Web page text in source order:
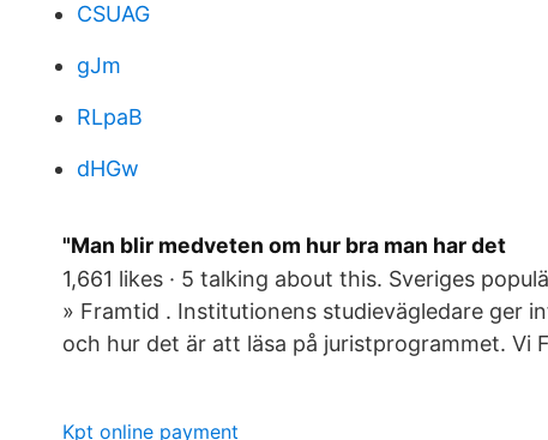
CSUAG
gJm
RLpaB
dHGw
"Man blir medveten om hur bra man har det
1,661 likes · 5 talking about this. Sveriges
» Framtid . Institutionens studievägledare ger
och hur det är att läsa på juristprogrammet. Vi
Kpt online payment